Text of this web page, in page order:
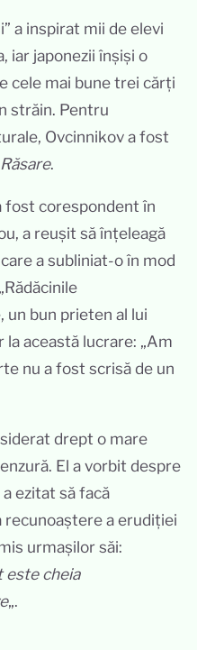
a inspirat mii de elevi
iar japonezii înșiși o
cele mai bune trei cărți
străin. Pentru
Ovcinnikov a fost
.
fost corespondent în
a reușit să înțeleagă
a subliniat-o în mod
un bun prieten al lui
această lucrare: „Am
nu a fost scrisă de un
drept o mare
El a vorbit despre
ezitat să facă
recunoaștere a erudiției
urmașilor săi:
este cheia
„.